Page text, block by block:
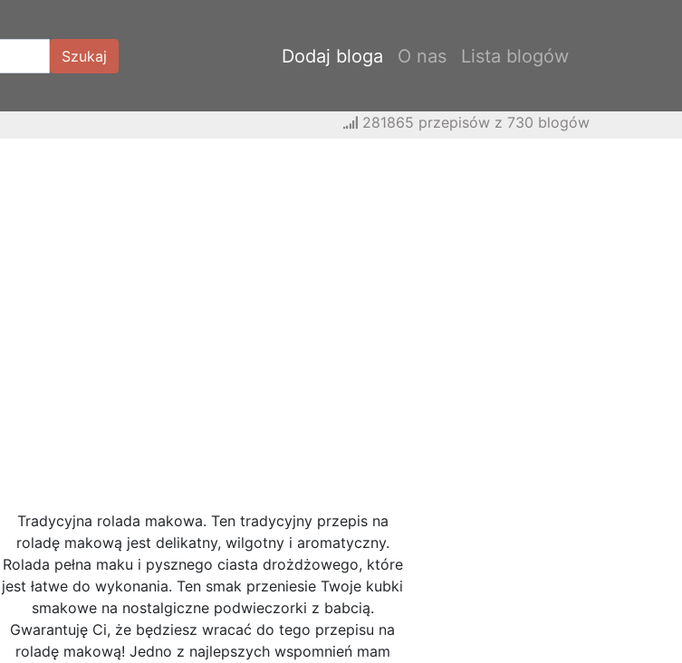
Szukaj Dodaj bloga O nas Lista blogów
281865 przepisów z 730 blogów
Tradycyjna rolada makowa. Ten tradycyjny przepis na
roladę makową jest delikatny, wilgotny i aromatyczny.
Rolada pełna maku i pysznego ciasta drożdżowego, które
jest łatwe do wykonania. Ten smak przeniesie Twoje kubki
smakowe na nostalgiczne podwieczorki z babcią.
Gwarantuję Ci, że będziesz wracać do tego przepisu na
roladę makową! Jedno z najlepszych wspomnień mam